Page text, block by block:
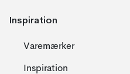
Inspiration
Varemærker
Inspiration